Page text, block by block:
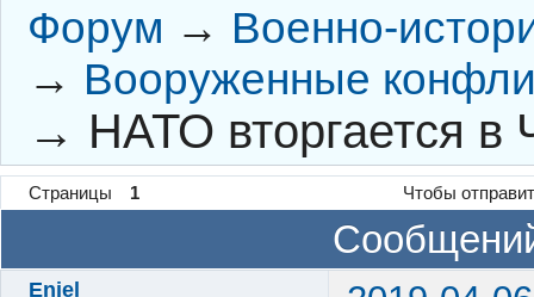
Форум → Военно-
→ Вооруженные
→ НАТО вторгается в
Страницы 1 Чтобы
Enjel